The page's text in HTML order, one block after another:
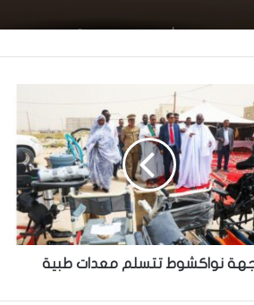
تساقطات مطرية جديدة على مناطق
واسعة بعشر ولايات من البلاد
نيو أورلينز:سائق موريتاني يجد نفسه وسط
عملية اختطاف
نواكشوط تتسلم معدات طبية